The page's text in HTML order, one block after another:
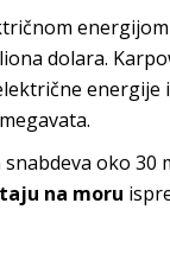
energijom
dolara.
oko 30
na moru